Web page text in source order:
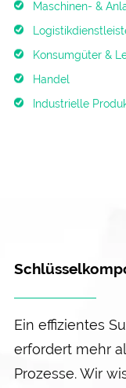
Maschinen- &
Konsumgüter &
Handel
Industrielle
Ein effizientes
erfordert mehr
Prozesse. Wir